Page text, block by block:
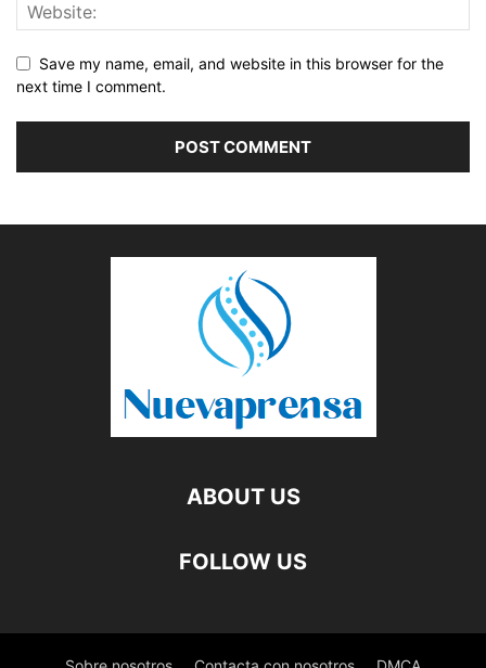
Save my name, email, and website in this browser for the
next time I comment.
ABOUT US
FOLLOW US